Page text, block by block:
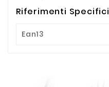
Riferimenti Specifici
Ean13